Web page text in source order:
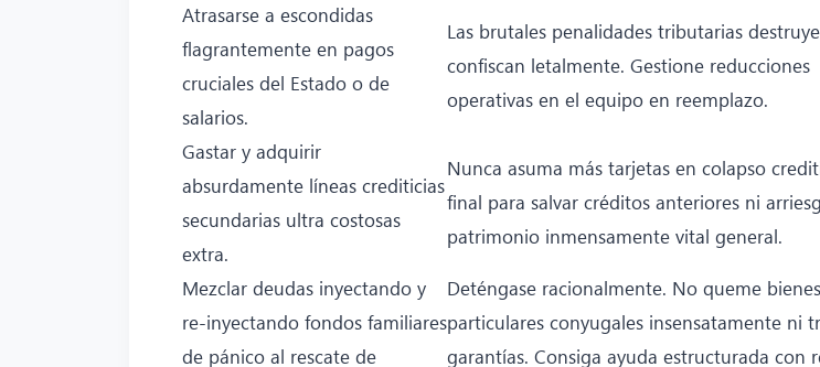
Atrasarse a escondidas
flagrantemente en pagos
cruciales del Estado o de
salarios.
Las brutales penalidades tributarias
confiscan letalmente. Gestione reducciones
operativas en el equipo en reemplazo.
Gastar y adquirir
absurdamente líneas crediticias
secundarias ultra costosas
extra.
Nunca asuma más tarjetas en colapso
final para salvar créditos anteriores ni
patrimonio inmensamente vital general.
Mezclar deudas inyectando y
re-inyectando fondos familiares
de pánico al rescate de
Deténgase racionalmente. No queme bienes
particulares conyugales insensatamente ni
garantías. Consiga ayuda estructurada con